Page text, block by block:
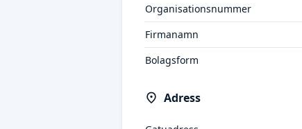
Organisationsnummer
Firmanamn
Bolagsform
Adress